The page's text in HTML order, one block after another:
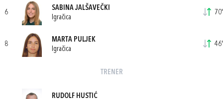
6
SABINA JALŠAVEČKI
Igračica
70'
8
MARTA PULJEK
Igračica
46'
TRENER
RUDOLF HUSTIĆ